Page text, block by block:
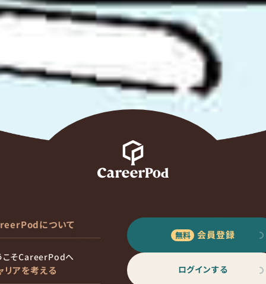
について
こそCareerPodへ
リアを考える
会員登録
ログインする